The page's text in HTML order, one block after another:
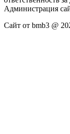
Администрация
Сайт от bmb3 @